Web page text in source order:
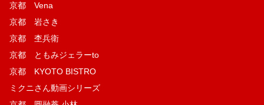
京都 Vena
京都 岩さき
京都 杢兵衛
京都 ともみジェラーto
京都 KYOTO BISTRO
ミクニさん動画シリーズ